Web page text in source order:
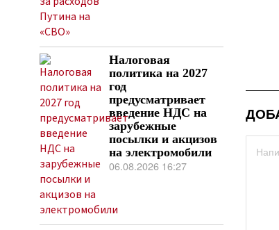
Налоговая
политика на 2027
год
предусматривает
введение НДС на
зарубежные
посылки и акцизов
на электромобили
06.08.2026 16:27